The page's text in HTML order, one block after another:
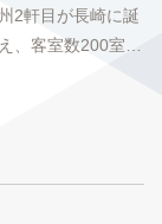
2軒目が長崎に誕
、客室数200室。